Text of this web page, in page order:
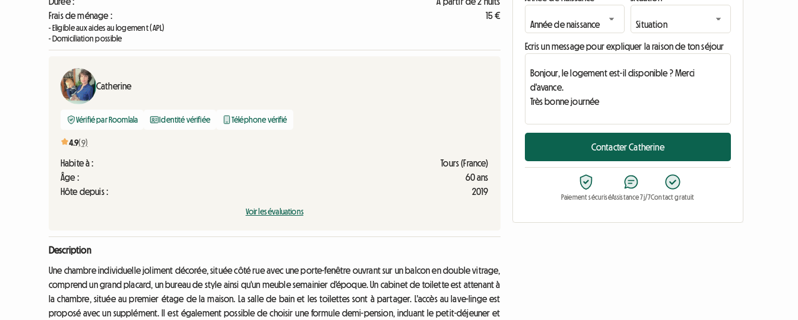
Frais de ménage :
15 €
- Eligible aux aides au logement (APL)
- Domiciliation possible
Catherine
Vérifié par Roomlala Identité vérifiée Téléphone vérifié
4.9(9)
Habite à :
Tours (France)
Âge :
60 ans
Hôte depuis :
2019
Voir les évaluations
Description
Une chambre individuelle joliment décorée, située côté rue avec une porte-fenêtre ouvrant sur un balcon en double vitrage,
comprend un grand placard, un bureau de style ainsi qu'un meuble semainier d'époque. Un cabinet de toilette est attenant à
la chambre, située au premier étage de la maison. La salle de bain et les toilettes sont à partager. L'accès au lave-linge est
proposé avec un supplément. Il est également possible de choisir une formule demi-pension, incluant le petit-déjeuner et
Ecris un message pour expliquer la raison de ton séjour
Contacter Catherine
Paiement sécuriséAssistance 7j/7Contact gratuit